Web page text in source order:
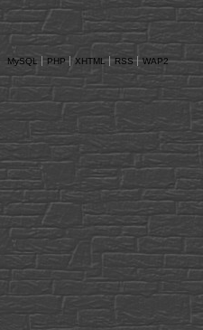
MySQL PHP XHTML RSS WAP2